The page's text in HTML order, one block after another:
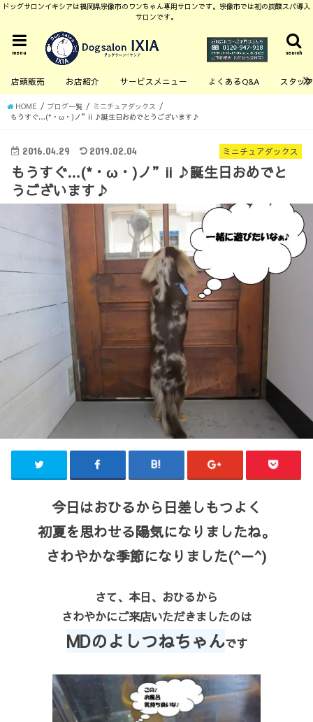
ドッグサロンイキシアは福岡県宗像市のワンちゃん専用サロンです。宗像市では初の炭酸スパ導入
サロンです。
search
menu
店頭販売 お店紹介 サービスメニュー よくあるQ&A スタッ
HOME ブログ一覧
ミニチュアダックス
もうすぐ…(*・ω・)ノ”ii ♪誕生日おめでとうございます♪
ミニチュアダックス
2016.04.29 2019.02.04
もうすぐ…(*・ω・)ノ”ii ♪誕生日おめでと
うございます♪
今日はおひるから日差しもつよく
初夏を思わせる陽気になりましたね。
さわやかな季節になりました(^－^)
さて、本日、おひるから
さわやかにご来店いただきましたのは
MDのよしつねちゃんです